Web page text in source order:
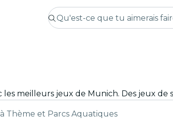
Thème et Parcs Aquatiques